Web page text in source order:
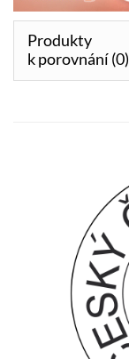
Produkty
k porovnání (0)